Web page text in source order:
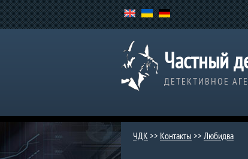
Частный
ДЕТЕКТИВНОЕ
ЧДК>> Контакты >> Любидва